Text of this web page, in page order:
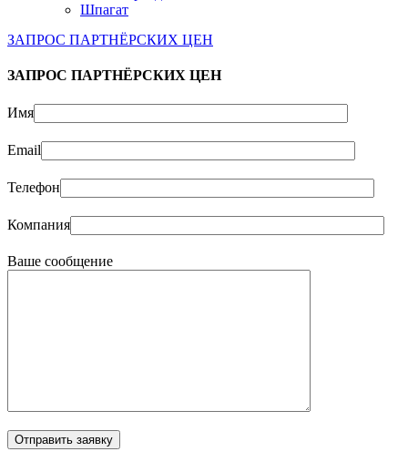
Шпагат
ЗАПРОС ПАРТНЁРСКИХ ЦЕН
ЗАПРОС ПАРТНЁРСКИХ ЦЕН
Имя
Email
Телефон
Компания
Ваше сообщение